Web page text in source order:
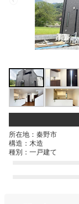
所在地：秦野市
構造：木造
種別：一戸建て